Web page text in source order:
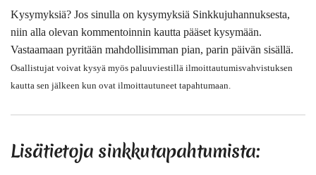
Kysymyksiä? Jos sinulla on kysymyksiä Sinkkujuhannuksesta,
niin alla olevan kommentoinnin kautta pääset kysymään.
Vastaamaan pyritään mahdollisimman pian, parin päivän sisällä.
Osallistujat voivat kysyä myös paluuviestillä ilmoittautumisvahvistuksen
kautta sen jälkeen kun ovat ilmoittautuneet tapahtumaan.
Lisätietoja sinkkutapahtumista: